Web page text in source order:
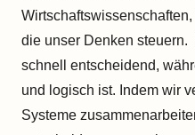
die unser Denken steuern.
schnell entscheidend,
und logisch ist. Indem wir
Systeme